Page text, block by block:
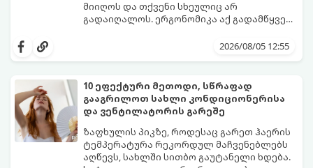
მიიღოს და თქვენი სხეულიც არ
გადაიღალოს. ერგონომიკა აქ გადამწყვეტ
2026/08/05 12:55
10 ეფექტური მეთოდი, სწრაფად
გააგრილოთ სახლი კონდიციონერისა
და ვენტილატორის გარეშე
ზაფხულის პიკზე, როდესაც გარეთ ჰაერის
ტემპერატურა რეკორდულ მაჩვენებლებს
აღწევს, სახლში სითბო გაუტანელი ხდება.